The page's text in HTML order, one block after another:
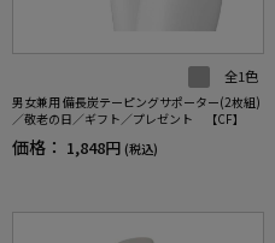
全1色
男女兼用 備長炭テーピングサポーター(2枚組)
／敬老の日／ギフト／プレゼント 【CF】
価格： 1,848円 (税込)